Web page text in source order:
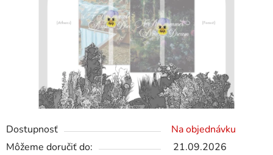
Dostupnosť
Na objednávku
Môžeme doručiť do:
21.09.2026